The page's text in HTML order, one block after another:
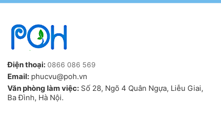
Điện thoại: 0866 086 569
Email: phucvu@poh.vn
Văn phòng làm việc: Số 28, Ngõ 4 Quân Ngựa, Liễu Giai,
Ba Đình, Hà Nội.